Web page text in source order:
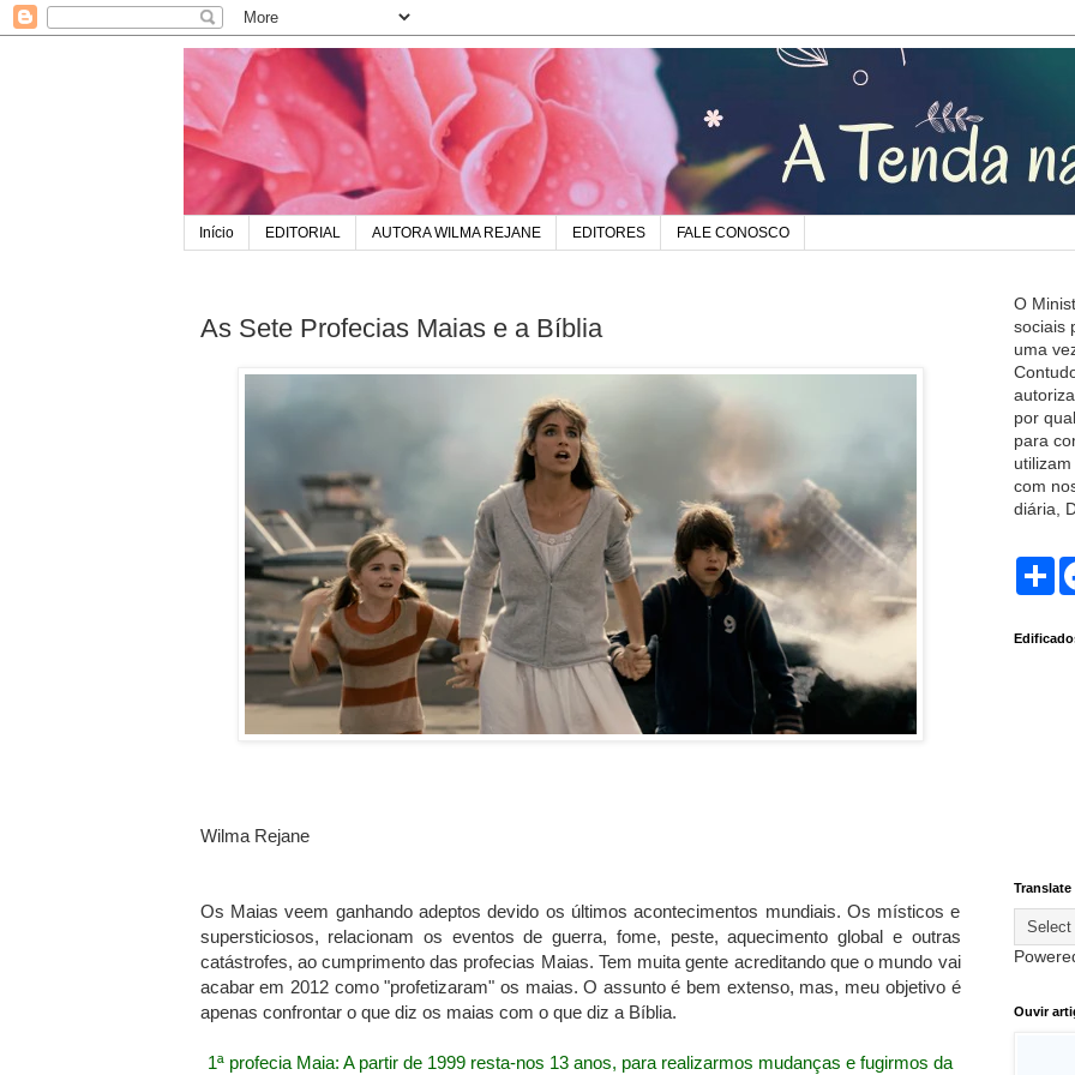
Início EDITORIAL AUTORA WILMA REJANE EDITORES FALE CONOSCO
As Sete Profecias Maias e a Bíblia
Wilma Rejane
Os Maias veem ganhando adeptos devido os últimos acontecimentos mundiais. Os místicos e
supersticiosos, relacionam os eventos de guerra, fome, peste, aquecimento global e outras
catástrofes, ao cumprimento das profecias Maias. Tem muita gente acreditando que o mundo vai
acabar em 2012 como "profetizaram" os maias. O assunto é bem extenso, mas, meu objetivo é
apenas confrontar o que diz os maias com o que diz a Bíblia.
1ª profecia Maia: A partir de 1999 resta-nos 13 anos, para realizarmos mudanças e fugirmos da
O
sociais
uma
por
para
com
diária,
S
e
Translate
Ouvir